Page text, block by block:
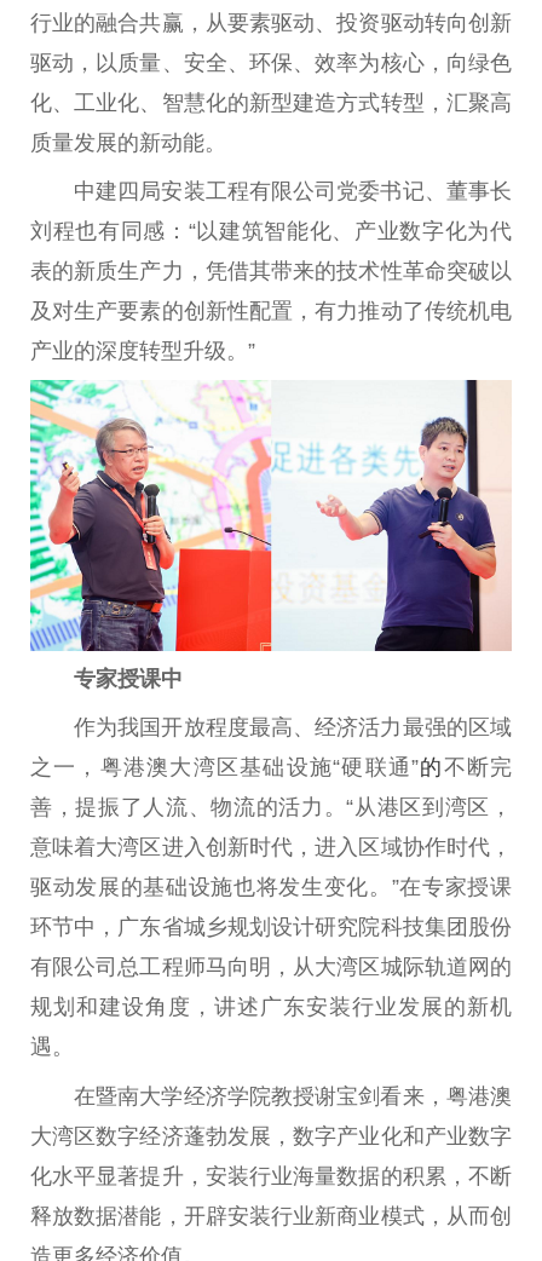
行业的融合共赢，从要素驱动、投资驱动转向创新
驱动，以质量、安全、环保、效率为核心，向绿色
化、工业化、智慧化的新型建造方式转型，汇聚高
质量发展的新动能。
中建四局安装工程有限公司党委书记、董事长
刘程也有同感：“以建筑智能化、产业数字化为代
表的新质生产力，凭借其带来的技术性革命突破以
及对生产要素的创新性配置，有力推动了传统机电
产业的深度转型升级。”
专家授课中
作为我国开放程度最高、经济活力最强的区域
之一，粤港澳大湾区基础设施“硬联通”的不断完
善，提振了人流、物流的活力。“从港区到湾区，
意味着大湾区进入创新时代，进入区域协作时代，
驱动发展的基础设施也将发生变化。”在专家授课
环节中，广东省城乡规划设计研究院科技集团股份
有限公司总工程师马向明，从大湾区城际轨道网的
规划和建设角度，讲述广东安装行业发展的新机
遇。
在暨南大学经济学院教授谢宝剑看来，粤港澳
大湾区数字经济蓬勃发展，数字产业化和产业数字
化水平显著提升，安装行业海量数据的积累，不断
释放数据潜能，开辟安装行业新商业模式，从而创
造更多经济价值。